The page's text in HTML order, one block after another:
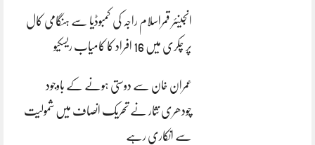
انجینئر قمراسلام راجہ کی کمبوڈیا سے ہنگامی کال
پر چکری میں 16 افراد کا کامیاب ریسکیو
عمران خان سے دوستی ہونے کے باوجود
چودھری نثار نے تحریک انصاف میں شمولیت
سے انکاری رہے